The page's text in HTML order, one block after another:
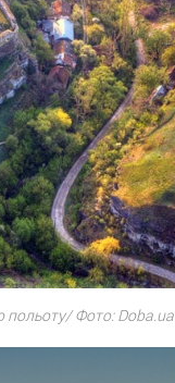
польоту/ Фото: Doba.ua